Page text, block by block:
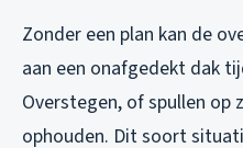
Zonder een plan kan de
aan een onafgedekt dak
Overstegen, of spullen op
ophouden. Dit soort